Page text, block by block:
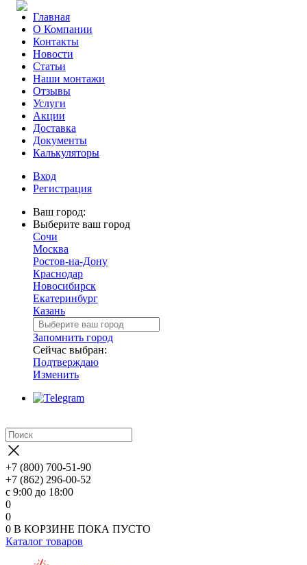
Главная
О Компании
Контакты
Новости
Статьи
Наши монтажи
Отзывы
Услуги
Акции
Доставка
Документы
Калькуляторы
Вход
Регистрация
Ваш город:
Выберите ваш город
Сочи
Москва
Ростов-на-Дону
Краснодар
Новосибирск
Екатеринбург
Казань
Запомнить город
Сейчас выбран:
Подтверждаю
Изменить
+7 (800) 700-51-90
+7 (862) 296-00-52
с 9:00 до 18:00
0
0
0 В КОРЗИНЕ ПОКА ПУСТО
Каталог товаров